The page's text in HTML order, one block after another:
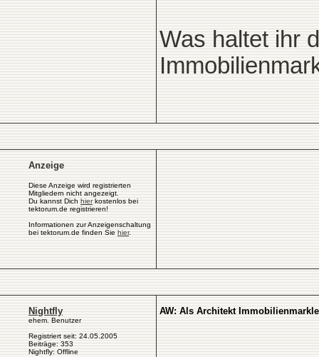
Was haltet ihr
Anzeige
Diese Anzeige wird registrierten
Mitgliedern nicht angezeigt.
Du kannst Dich hierkostenlos bei
tektorum.de registrieren!
Informationen zur Anzeigenschaltung
bei tektorum.de finden Sie hier.
Nightfly
ehem. Benutzer
Registriert seit: 24.05.2005
Beiträge: 353
Nightfly: Offline
AW: Als Architekt